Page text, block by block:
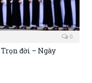
0
đời – Ngày